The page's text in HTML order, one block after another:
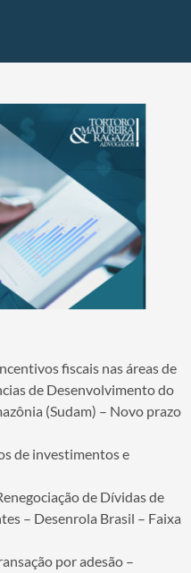
fiscais nas áreas de
de Desenvolvimento do
(Sudam) – Novo prazo
de investimentos e
de Dívidas de
– Desenrola Brasil – Faixa
por adesão –